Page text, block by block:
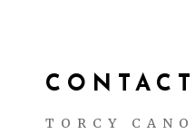
CONTACT
TORCY